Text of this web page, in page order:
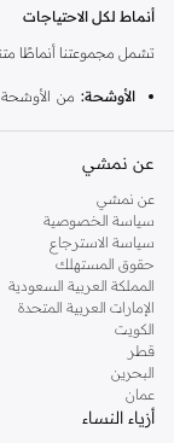
أنماط لكل الاحتياجات
تشمل مجموعتنا أنماطًا
الأوشحة: من الأوشحة
القفازات:
حافظ على
المحبوكة الكلاسيكية
مواد عالية الجودة
نستخدم مواد ناعمة
الألوان والأنماط التي
توصيل سريع وإرجاع سهل
تسوق بثقة. نقدم
أساسيات الشتاء التي
تمامًا.
عن نمشي
عن نمشي
سياسة الخصوصية
سياسة الاسترجاع
حقوق المستهلك
المملكة العربية السعودية
الإمارات العربية المتحدة
الكويت
قطر
البحرين
عمان
أزياء النساء